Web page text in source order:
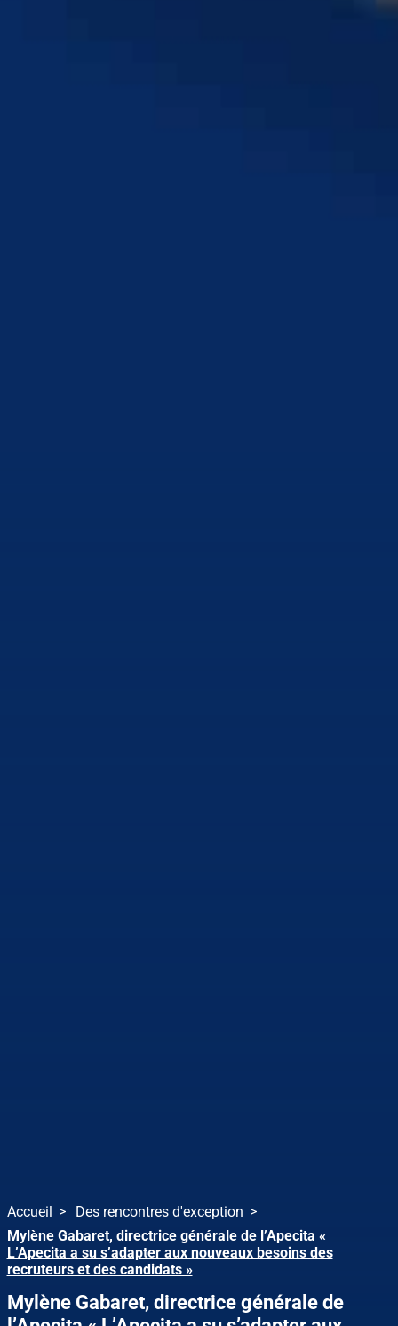
Accueil
Des rencontres d'exception
Mylène Gabaret, directrice générale de l’Apecita «
L’Apecita a su s’adapter aux nouveaux besoins des
recruteurs et des candidats »
Mylène Gabaret, directrice générale de